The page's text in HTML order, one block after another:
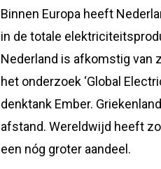
Binnen Europa heeft
in de totale
Nederland is afkomstig van
het onderzoek ‘Global
denktank Ember.
afstand. Wereldwijd heeft
een nóg groter aandeel.